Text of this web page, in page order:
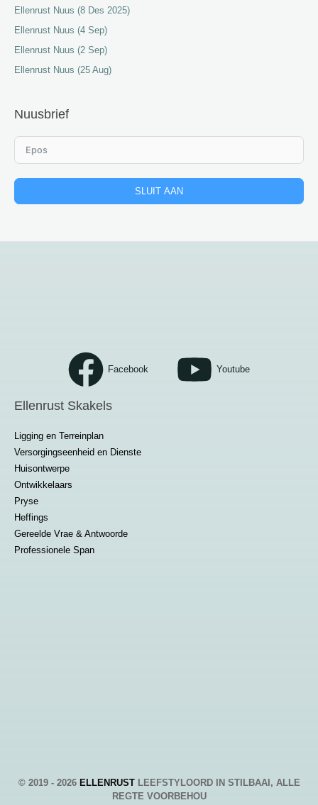
Ellenrust Nuus (8 Des 2025)
Ellenrust Nuus (4 Sep)
Ellenrust Nuus (2 Sep)
Ellenrust Nuus (25 Aug)
Nuusbrief
SLUIT AAN
Facebook Youtube
Ellenrust Skakels
Ligging en Terreinplan
Versorgingseenheid en Dienste
Huisontwerpe
Ontwikkelaars
Pryse
Heffings
Gereelde Vrae & Antwoorde
Professionele Span
© 2019 - 2026 ELLENRUSTLEEFSTYLOORD IN STILBAAI, ALLE
REGTE VOORBEHOU